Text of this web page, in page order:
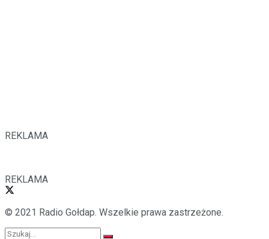
REKLAMA
REKLAMA
© 2021 Radio Gołdap. Wszelkie prawa zastrzeżone.